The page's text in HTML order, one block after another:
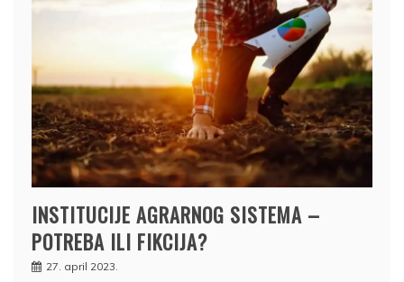
INSTITUCIJE AGRARNOG SISTEMA –
POTREBA ILI FIKCIJA?
27. april 2023.